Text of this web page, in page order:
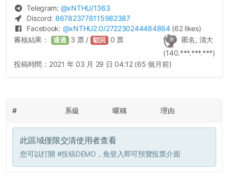
Telegram: @xNTHU/1363
Discord: 867823776115982387
Facebook: @xNTHU2.0/272230244484864 (62 likes)
匿名, 清大
(140.***.***.***)
審核結果： 通過 3 票 / 駁回 0 票
投稿時間： 2021 年 03 月 29 日 04:12 (65 個月前)
# 系級 暱稱 理由
此區域僅限交清使用者查看
您可以打開 #投稿DEMO ，免登入即可預覽投票介面